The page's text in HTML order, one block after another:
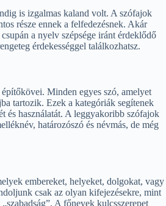
is izgalmas kaland volt. A szófajok
része ennek a felfedezésnek. Akár
a nyelv szépsége iránt érdeklődő
érdekességgel találkozhatsz.
Minden egyes szó, amelyet
tartozik. Ezek a kategóriák segítenek
és használatát. A leggyakoribb szófajok
határozószó és névmás, de még
embereket, helyeket, dolgokat, vagy
csak az olyan kifejezésekre, mint
A főnevek kulcsszerepet